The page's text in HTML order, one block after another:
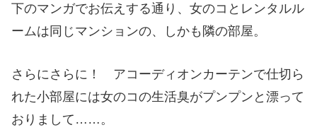
下のマンガでお伝えする通り、女のコとレンタルル
ームは同じマンションの、しかも隣の部屋。
さらにさらに！ アコーディオンカーテンで仕切ら
れた小部屋には女のコの生活臭がプンプンと漂って
おりまして……。